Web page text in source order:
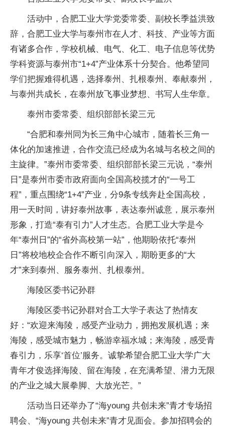
活动中，合肥工业大学党委常委、副校长季益洪致
辞，合肥工业大学与泰州市在人才、科技、产业等方面
有诸多合作，学校机械、电气、化工、电子信息等优势
学科资源与泰州市“1+4”产业体系十分契合。他希望同
学们把握难得机遇，选择泰州、扎根泰州、奉献泰州，
与泰州共成长，在泰州放飞事业梦想、书写人生华章。
泰州市委常委、组织部部长梁三元
“合肥和泰州同为长三角中心城市，随着长三角一
体化的加速推进，合作交流已经成为名城与名校之间的
主旋律。”泰州市委常委、组织部部长梁三元说，“泰州
日”是泰州市委市政府面向全国高校揽才的“一号工
程”，重点围绕“1+4”产业，分9条专线奔赴全国高校，
用一天时间，讲好泰州故事，表达泰州诚意，展示泰州
形象，打造“泰有引力”人才生态。合肥工业大学是今
年“泰州日”的“省外高校第一站”，他期盼依托“泰州
日”将校地校企合作不断引向深入，期盼更多的“大
才”来到泰州、服务泰州、扎根泰州。
海陵区委书记孙群
海陵区委书记孙群对合工大学子表达了热情友
好：“欢迎来海陵，感受产业动力，拥抱发展机遇；来
海陵，感受城市魅力，畅游幸福水城；来海陵，感受青
春引力，乐享‘首位’服务。诚挚希望合肥工业大学广大
青年才俊选择海陵、留在海陵，在充满希望、潜力无限
的产业之城大展拳脚、大放光芒。”
活动当日还举办了“海young 共创未来”青才专场招
聘会、“海young 共创未来”青才见面会。参加招聘会的